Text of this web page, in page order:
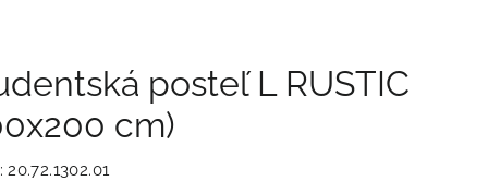
posteľ L RUSTIC
cm)
20.72.1302.01